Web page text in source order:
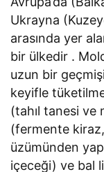
Ukrayna
arasında yer
bir ülkedir .
uzun bir
keyifle
(tahıl tanesi ve
(fermente
üzümünden
içeceği) ve bal